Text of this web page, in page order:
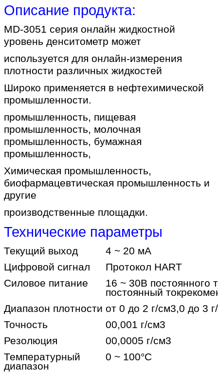
Описание продукта:
MD-3051 серия онлайн жидкостной
уровень денситометр может
используется для онлайн-измерения
плотности различных жидкостей
Широко применяется в нефтехимической
промышленности.
промышленность, пищевая
промышленность, молочная
промышленность, бумажная
промышленность,
Химическая промышленность,
биофармацевтическая промышленность и
другие
производственные площадки.
Технические параметры
Текущий выход
4 ~ 20 мА
Цифровой сигнал
Протокол HART
Силовое питание
16 ~ 30В постоянного
постоянный ток
Диапазон плотности от 0 до 2 г/см3,0 до 3
Точность
00,001 г/см3
Резолюция
00,0005 г/см3
Температурный
диапазон
0 ~ 100°C